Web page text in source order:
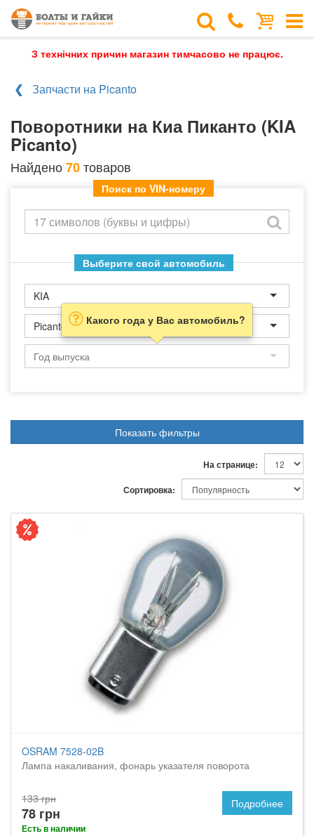
З технічних причин магазин тимчасово не працює.
Запчасти на Picanto
Поворотники на Киа Пиканто (KIA
Picanto)
Найдено70товаров
Поиск по VIN-номеру
Выберите свой автомобиль
KIA
Picanto Какого года у Вас автомобиль?
Показать фильтры
На странице:
Сортировка:
OSRAM 7528-02B
Лампа накаливания, фонарь указателя поворота
133 грн
78 грн
Есть в наличии
Подробнее